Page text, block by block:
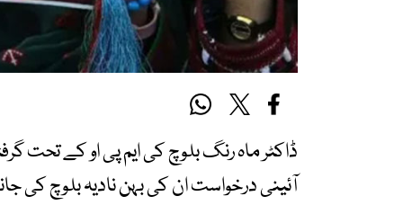
ڈاکٹر ماہ رنگ بلوچ کی ایم پی او کے تحت
آئینی درخواست ان کی بہن نادیہ بلوچ